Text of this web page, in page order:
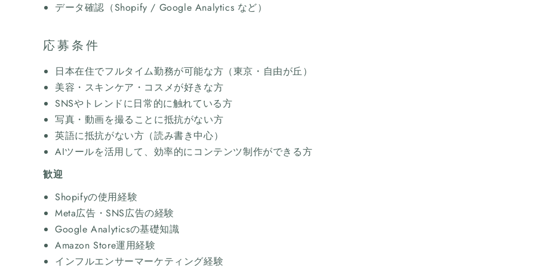
データ確認（Shopify / Google Analytics など）
応募条件
日本在住でフルタイム勤務が可能な方（東京・自由が丘）
美容・スキンケア・コスメが好きな方
SNSやトレンドに日常的に触れている方
写真・動画を撮ることに抵抗がない方
英語に抵抗がない方（読み書き中心）
AIツールを活用して、効率的にコンテンツ制作ができる方
歓迎
Shopifyの使用経験
Meta広告・SNS広告の経験
Google Analyticsの基礎知識
Amazon Store運用経験
インフルエンサーマーケティング経験